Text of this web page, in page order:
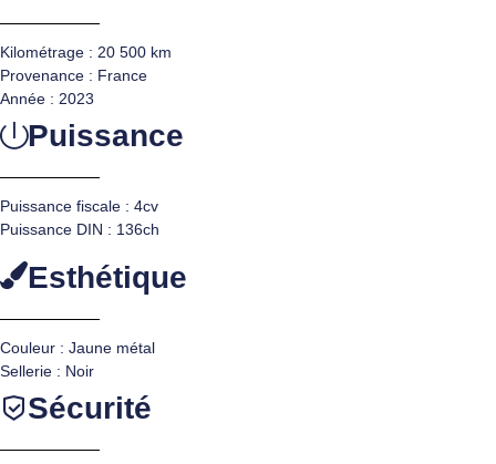
Kilométrage : 20 500 km
Provenance : France
Année : 2023
Puissance
Puissance fiscale : 4cv
Puissance DIN : 136ch
Esthétique
Couleur : Jaune métal
Sellerie : Noir
Sécurité